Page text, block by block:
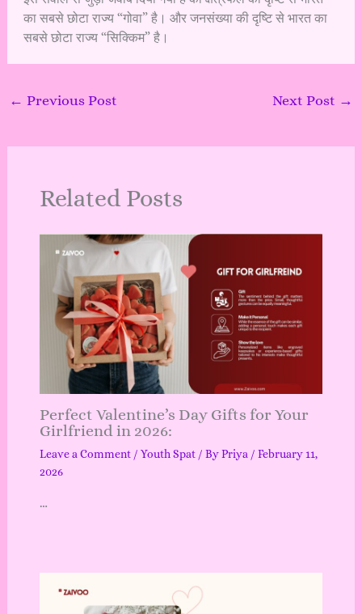
का सबसे छोटा राज्य “गोवा” है। और जनसंख्या की दृष्टि से भारत का
सबसे छोटा राज्य “सिक्किम” है।
← Previous Post Next Post →
Related Posts
Perfect Valentine’s Day Gifts for Your
Girlfriend in 2026:
Leave a Comment / Youth Spat/ ByPriya / February 11,
2026
…